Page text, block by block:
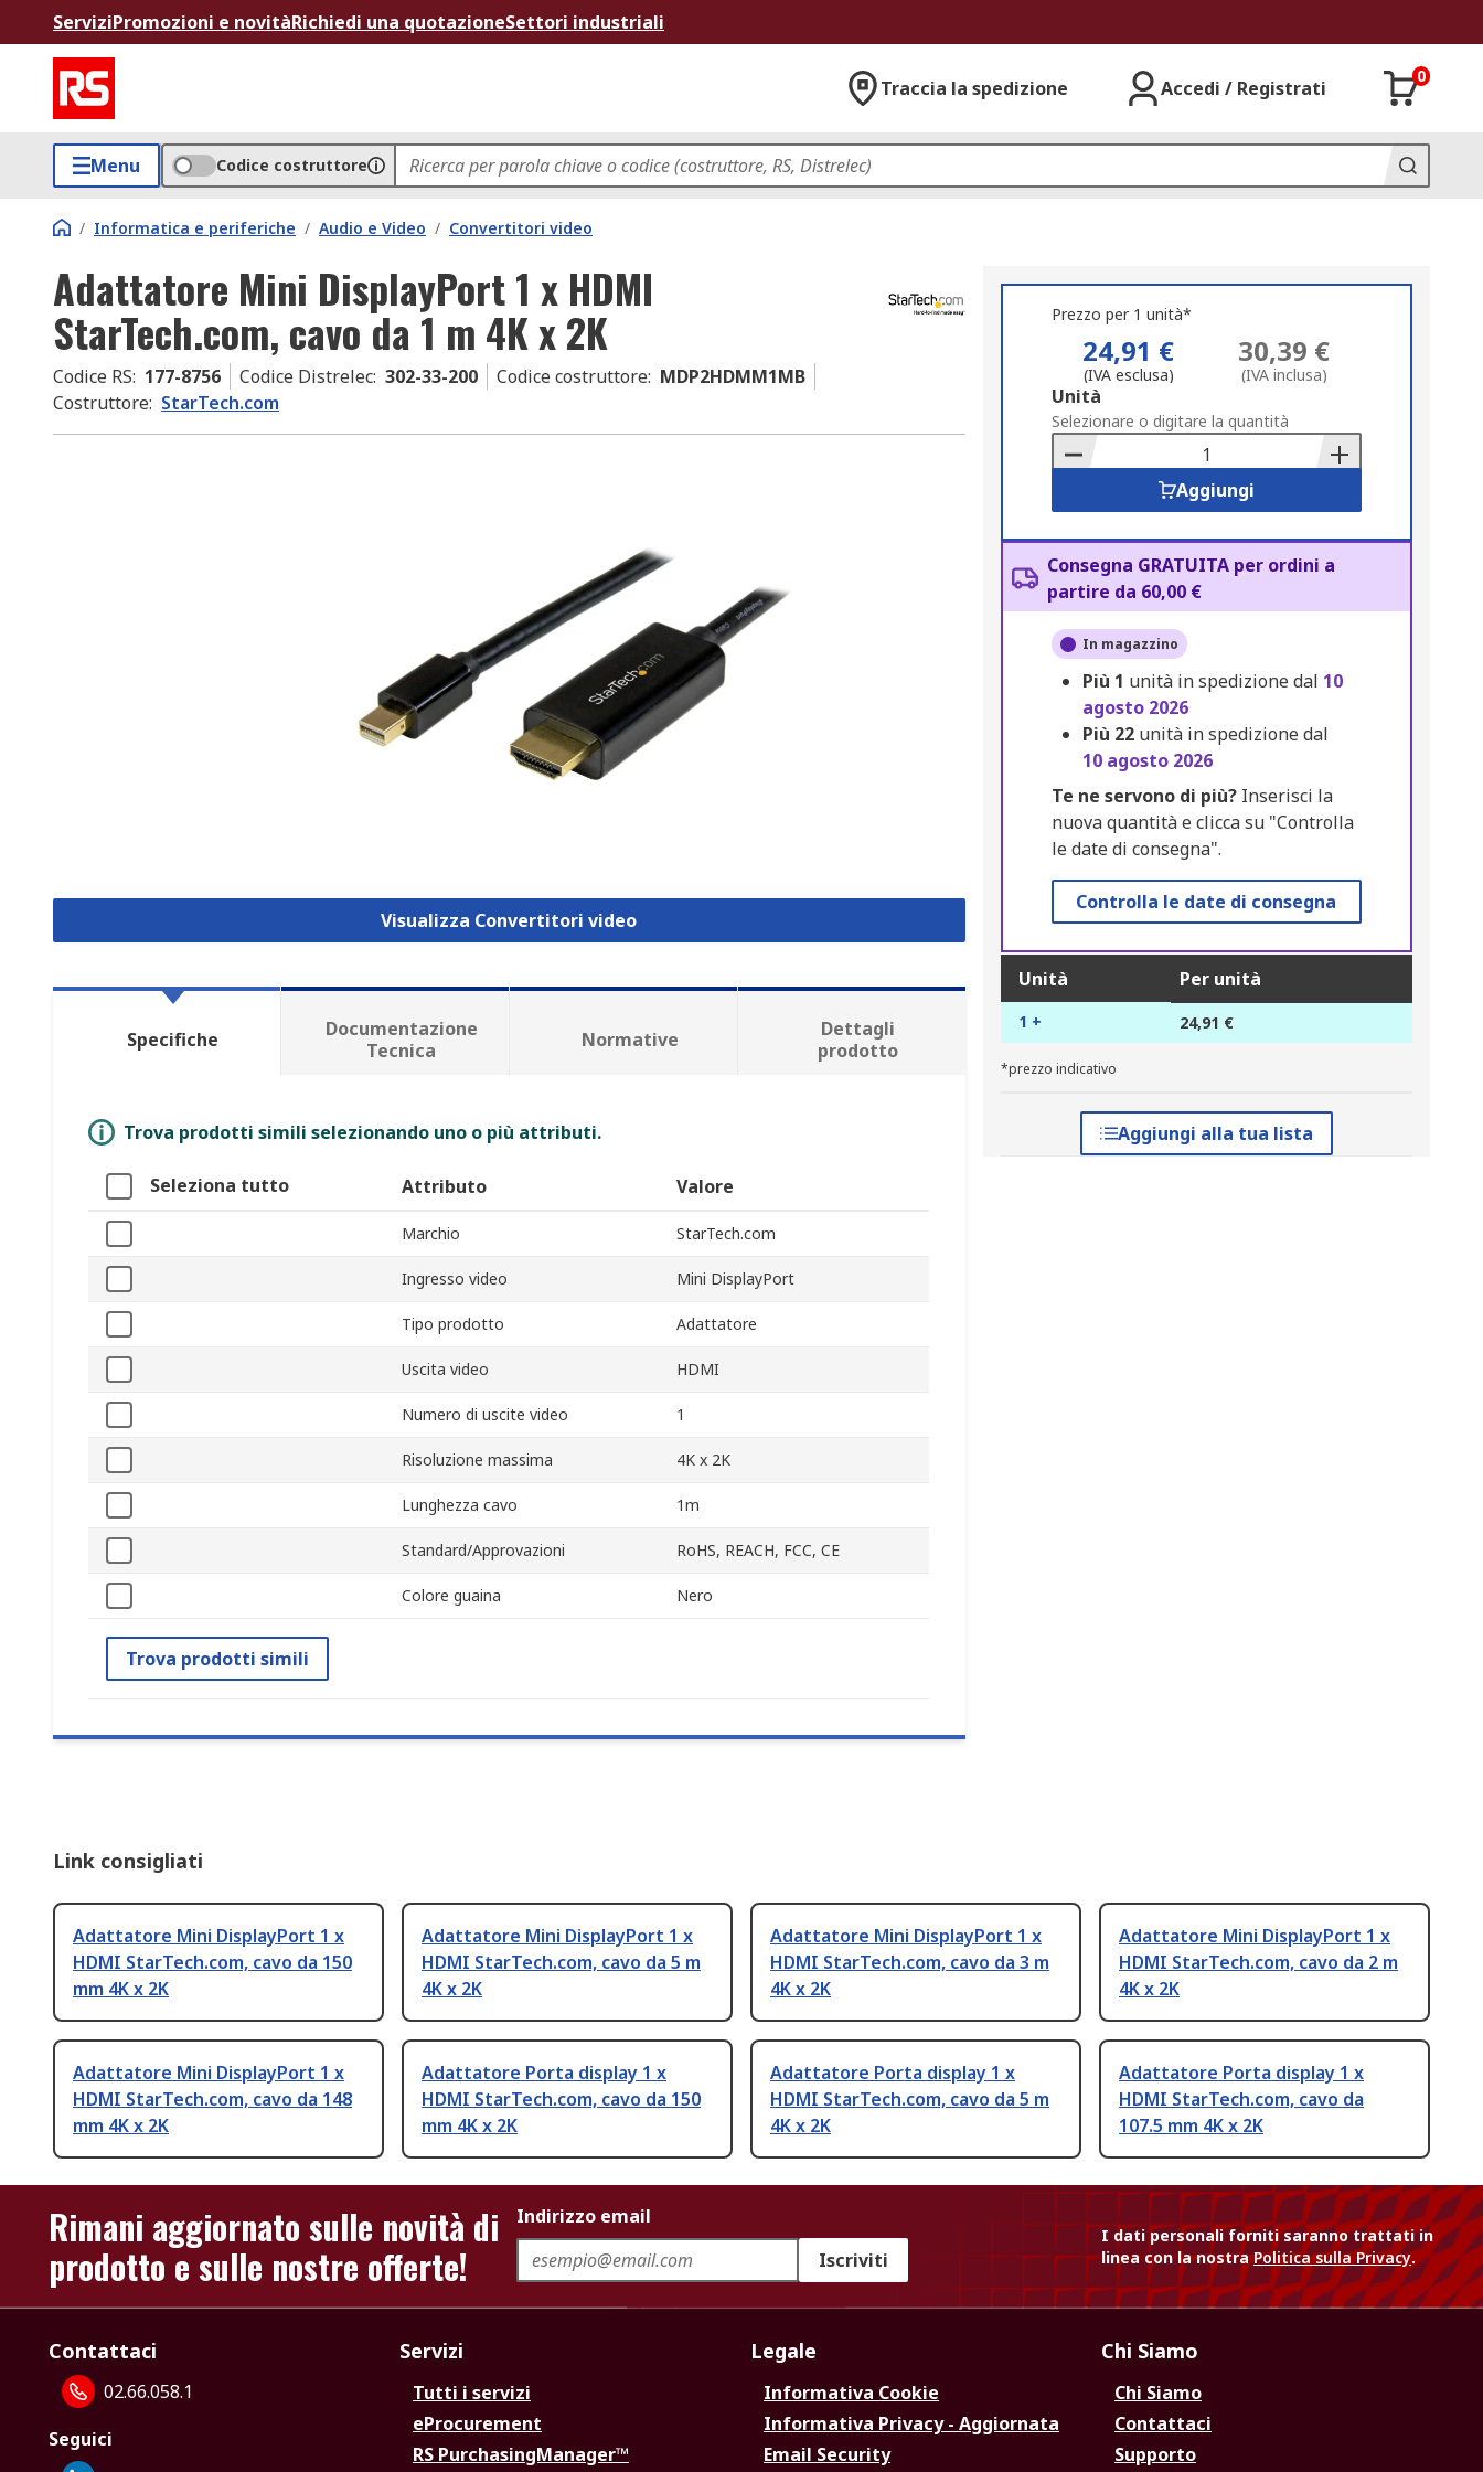
ServiziPromozioni e novitàRichiedi una quotazioneSettori industriali
Traccia la spedizione Accedi / Registrati
0
Menu Codice costruttore
/ Informatica e periferiche / Audio e Video / Convertitori video
Adattatore Mini DisplayPort 1 x HDMI
StarTech.com, cavo da 1 m 4K x 2K
Codice RS: 177-8756 Codice Distrelec: 302-33-200 Codice costruttore: MDP2HDMM1MB
Costruttore: StarTech.com
Visualizza Convertitori video
Prezzo per 1 unità*
24,91 €
(IVA esclusa)
30,39 €
(IVA inclusa)
Add
to
Basket
Unità
Selezionare o digitare la quantità
Aggiungi
Consegna GRATUITA per ordini a
partire da 60,00 €
In magazzino
Più 1 unità in spedizione dal 10
agosto 2026
Più 22 unità in spedizione dal
10 agosto 2026
Te ne servono di più?Inserisci la
nuova quantità e clicca su "Controlla
le date di consegna".
Controlla le date di consegna
Unità Per unità
1 + 24,91 €
*prezzo indicativo
Aggiungi alla tua lista
Specifiche
Documentazione
Tecnica
Normative
Dettagli
prodotto
Trova prodotti simili selezionando uno o più attributi.
Seleziona tutto Attributo Valore
Marchio StarTech.com
Ingresso video Mini DisplayPort
Tipo prodotto Adattatore
Uscita video HDMI
Numero di uscite video 1
Risoluzione massima 4K x 2K
Lunghezza cavo 1m
Standard/Approvazioni RoHS, REACH, FCC, CE
Colore guaina Nero
Trova prodotti simili
Link consigliati
Adattatore Mini DisplayPort 1 x
HDMI StarTech.com, cavo da 150
mm 4K x 2K
Adattatore Mini DisplayPort 1 x
HDMI StarTech.com, cavo da 5 m
4K x 2K
Adattatore Mini DisplayPort 1 x
HDMI StarTech.com, cavo da 3 m
4K x 2K
Adattatore Mini DisplayPort 1 x
HDMI StarTech.com, cavo da 2 m
4K x 2K
Adattatore Mini DisplayPort 1 x
HDMI StarTech.com, cavo da 148
mm 4K x 2K
Adattatore Porta display 1 x
HDMI StarTech.com, cavo da 150
mm 4K x 2K
Adattatore Porta display 1 x
HDMI StarTech.com, cavo da 5 m
4K x 2K
Adattatore Porta display 1 x
HDMI StarTech.com, cavo da
107.5 mm 4K x 2K
Rimani aggiornato sulle novità di
prodotto e sulle nostre offerte!
Indirizzo email
Iscriviti
I dati personali forniti saranno trattati in
linea con la nostraPolitica sulla Privacy.
Contattaci
02.66.058.1
Seguici
Servizi
Tutti i servizi
eProcurement
RS PurchasingManager™
Legale
Informativa Cookie
Informativa Privacy - Aggiornata
Email Security
Chi Siamo
Chi Siamo
Contattaci
Supporto